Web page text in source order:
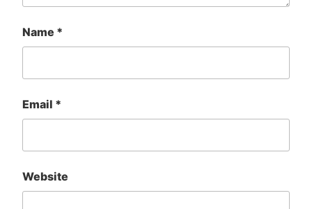
Name *
Email *
Website